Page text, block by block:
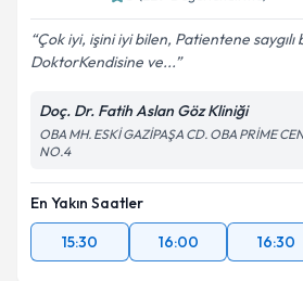
E-posta Adresiniz
Kişisel verilerimin işlenmesine
Metni'ni okudum ve kişisel
Takvim Talebini
Çok iyi, işini iyi bilen, Patientene saygılı
DoktorKendisine ve...
Doç. Dr. Fatih Aslan Göz Kliniği
OBA MH. ESKİ GAZİPAŞA CD. OBA PRİME
NO.4
En Yakın Saatler
15:30
16:00 16:30